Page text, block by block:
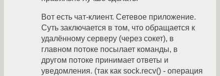
Вот есть чат-клиент. Сетевое приложение.
Суть заключается в том, что обращается к
удалённому серверу (через сокет), в
главном потоке посылает команды, в
другом потоке принимает ответы и
уведомления. (так как sock.recv() - операция